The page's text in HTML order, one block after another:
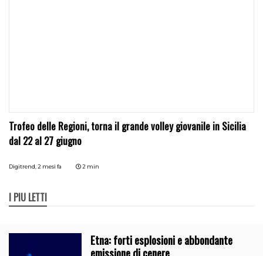
Trofeo delle Regioni, torna il grande volley giovanile in Sicilia
dal 22 al 27 giugno
Digitrend, 2 mesi fa 2 min
I PIÙ LETTI
Etna: forti esplosioni e abbondante
emissione di cenere